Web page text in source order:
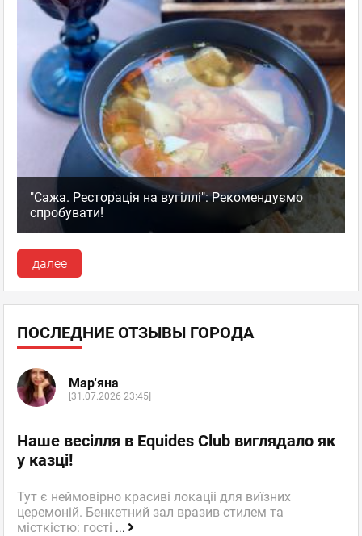
"Сажа. Ресторація на вугіллі": Рекомендуємо
спробувати!
далее
ПОСЛЕДНИЕ ОТЗЫВЫ ГОРОДА
Мар'яна
[31.07.2026 23:45]
Наше весілля в Equides Club виглядало як
у казці!
Тут є неймовірно красиві локаціі для виїзних
церемоній. Бенкетний зал вразив стилем та
місткістю: гості ...